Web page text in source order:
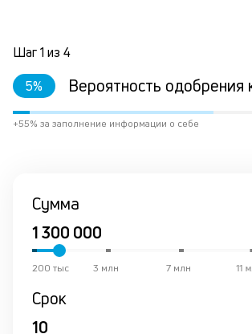
Шаг1 из 4
5% Вероятность одобрения
+55% за заполнение информации о себе
Сумма
11
7 млн
3 млн
200 тыс
Срок